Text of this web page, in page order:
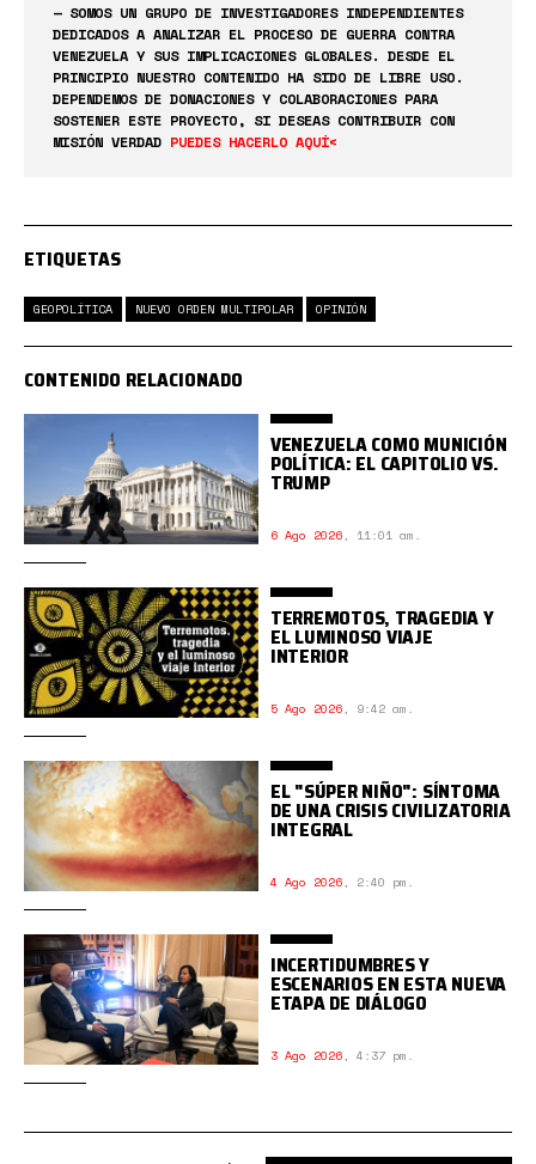
— SOMOS UN GRUPO DE INVESTIGADORES INDEPENDIENTES
DEDICADOS A ANALIZAR EL PROCESO DE GUERRA CONTRA
VENEZUELA Y SUS IMPLICACIONES GLOBALES. DESDE EL
PRINCIPIO NUESTRO CONTENIDO HA SIDO DE LIBRE USO.
DEPENDEMOS DE DONACIONES Y COLABORACIONES PARA
SOSTENER ESTE PROYECTO, SI DESEAS CONTRIBUIR CON
MISIÓN VERDAD PUEDES HACERLO AQUÍ<
ETIQUETAS
GEOPOLÍTICA NUEVO ORDEN MULTIPOLAR OPINIÓN
CONTENIDO RELACIONADO
VENEZUELA COMO MUNICIÓN
POLÍTICA: EL CAPITOLIO VS.
TRUMP
6 Ago 2026, 11:01 am.
TERREMOTOS, TRAGEDIA Y
EL LUMINOSO VIAJE
INTERIOR
5 Ago 2026, 9:42 am.
EL "SÚPER NIÑO": SÍNTOMA
DE UNA CRISIS CIVILIZATORIA
INTEGRAL
4 Ago 2026, 2:40 pm.
INCERTIDUMBRES Y
ESCENARIOS EN ESTA NUEVA
ETAPA DE DIÁLOGO
3 Ago 2026, 4:37 pm.